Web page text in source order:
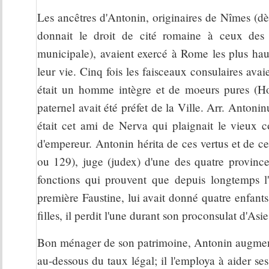
Les ancêtres d'Antonin, originaires de Nîmes
donnait le droit de cité romaine à ceux
municipale), avaient exercé à Rome les plus
leur vie. Cinq fois les faisceaux consulaires
était un homme intègre et de moeurs pures
paternel avait été préfet de la Ville. Arr.
était cet ami de Nerva qui plaignait le vieux
d'empereur. Antonin hérita de ces vertus et de
ou 129), juge (judex) d'une des quatre
fonctions qui prouvent que depuis longtemps
première Faustine, lui avait donné quatre
filles, il perdit l'une durant son proconsulat
Bon ménager de son patrimoine, Antonin
au-dessous du taux légal; il l'employa à aider